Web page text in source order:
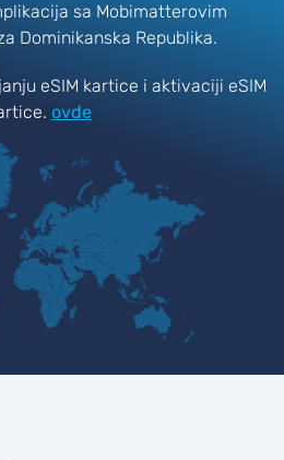
sa Mobimatterovim
Dominikanska Republika.
eSIM kartice i aktivaciji eSIM
ovde